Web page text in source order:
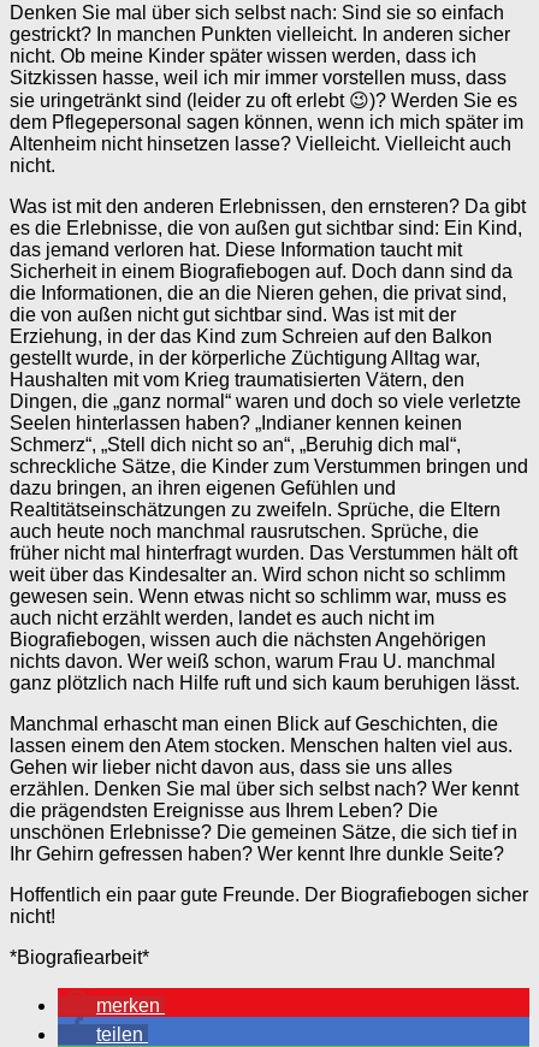
Denken Sie mal über sich selbst nach: Sind sie so einfach
gestrickt? In manchen Punkten vielleicht. In anderen sicher
nicht. Ob meine Kinder später wissen werden, dass ich
Sitzkissen hasse, weil ich mir immer vorstellen muss, dass
sie uringetränkt sind (leider zu oft erlebt 😉)? Werden Sie es
dem Pflegepersonal sagen können, wenn ich mich später im
Altenheim nicht hinsetzen lasse? Vielleicht. Vielleicht auch
nicht.
Was ist mit den anderen Erlebnissen, den ernsteren? Da gibt
es die Erlebnisse, die von außen gut sichtbar sind: Ein Kind,
das jemand verloren hat. Diese Information taucht mit
Sicherheit in einem Biografiebogen auf. Doch dann sind da
die Informationen, die an die Nieren gehen, die privat sind,
die von außen nicht gut sichtbar sind. Was ist mit der
Erziehung, in der das Kind zum Schreien auf den Balkon
gestellt wurde, in der körperliche Züchtigung Alltag war,
Haushalten mit vom Krieg traumatisierten Vätern, den
Dingen, die „ganz normal“ waren und doch so viele verletzte
Seelen hinterlassen haben? „Indianer kennen keinen
Schmerz“, „Stell dich nicht so an“, „Beruhig dich mal“,
schreckliche Sätze, die Kinder zum Verstummen bringen und
dazu bringen, an ihren eigenen Gefühlen und
Realtitätseinschätzungen zu zweifeln. Sprüche, die Eltern
auch heute noch manchmal rausrutschen. Sprüche, die
früher nicht mal hinterfragt wurden. Das Verstummen hält oft
weit über das Kindesalter an. Wird schon nicht so schlimm
gewesen sein. Wenn etwas nicht so schlimm war, muss es
auch nicht erzählt werden, landet es auch nicht im
Biografiebogen, wissen auch die nächsten Angehörigen
nichts davon. Wer weiß schon, warum Frau U. manchmal
ganz plötzlich nach Hilfe ruft und sich kaum beruhigen lässt.
Manchmal erhascht man einen Blick auf Geschichten, die
lassen einem den Atem stocken. Menschen halten viel aus.
Gehen wir lieber nicht davon aus, dass sie uns alles
erzählen. Denken Sie mal über sich selbst nach? Wer kennt
die prägendsten Ereignisse aus Ihrem Leben? Die
unschönen Erlebnisse? Die gemeinen Sätze, die sich tief in
Ihr Gehirn gefressen haben? Wer kennt Ihre dunkle Seite?
Hoffentlich ein paar gute Freunde. Der Biografiebogen sicher
nicht!
*Biografiearbeit*
merken
teilen